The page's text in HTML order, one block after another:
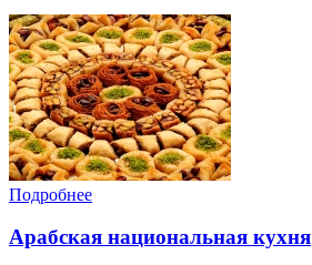
Подробнее
Арабская национальная кухня